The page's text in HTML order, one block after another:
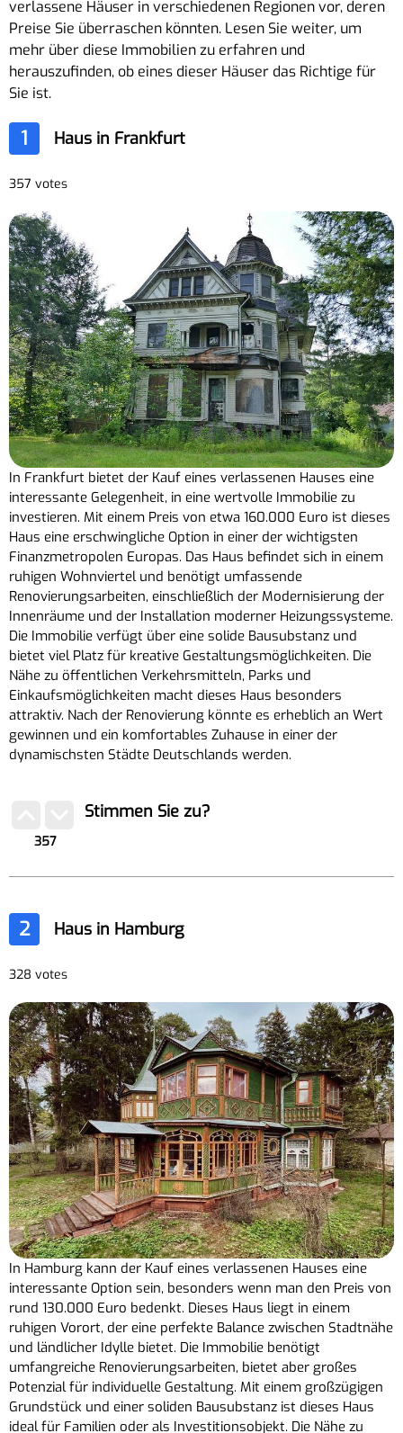
verlassene Häuser in verschiedenen Regionen vor, deren
Preise Sie überraschen könnten. Lesen Sie weiter, um
mehr über diese Immobilien zu erfahren und
herauszufinden, ob eines dieser Häuser das Richtige für
Sie ist.
1 Haus in Frankfurt
357 votes
In Frankfurt bietet der Kauf eines verlassenen Hauses eine
interessante Gelegenheit, in eine wertvolle Immobilie zu
investieren. Mit einem Preis von etwa 160.000 Euro ist dieses
Haus eine erschwingliche Option in einer der wichtigsten
Finanzmetropolen Europas. Das Haus befindet sich in einem
ruhigen Wohnviertel und benötigt umfassende
Renovierungsarbeiten, einschließlich der Modernisierung der
Innenräume und der Installation moderner Heizungssysteme.
Die Immobilie verfügt über eine solide Bausubstanz und
bietet viel Platz für kreative Gestaltungsmöglichkeiten. Die
Nähe zu öffentlichen Verkehrsmitteln, Parks und
Einkaufsmöglichkeiten macht dieses Haus besonders
attraktiv. Nach der Renovierung könnte es erheblich an Wert
gewinnen und ein komfortables Zuhause in einer der
dynamischsten Städte Deutschlands werden.
357
Stimmen Sie zu?
2 Haus in Hamburg
328 votes
In Hamburg kann der Kauf eines verlassenen Hauses eine
interessante Option sein, besonders wenn man den Preis von
rund 130.000 Euro bedenkt. Dieses Haus liegt in einem
ruhigen Vorort, der eine perfekte Balance zwischen Stadtnähe
und ländlicher Idylle bietet. Die Immobilie benötigt
umfangreiche Renovierungsarbeiten, bietet aber großes
Potenzial für individuelle Gestaltung. Mit einem großzügigen
Grundstück und einer soliden Bausubstanz ist dieses Haus
ideal für Familien oder als Investitionsobjekt. Die Nähe zu